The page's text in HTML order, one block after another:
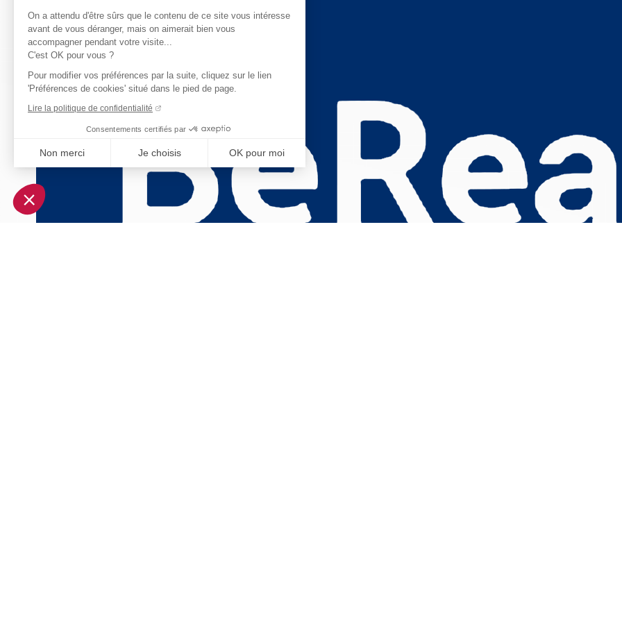
On a attendu d'être sûrs que le contenu de ce site vous intéresse
avant de vous déranger, mais on aimerait bien vous
accompagner pendant votre visite...
C'est OK pour vous ?
Pour modifier vos préférences par la suite, cliquez sur le lien
'Préférences de cookies' situé dans le pied de page.
Lire la politique de confidentialité
Consentements certifiés par
Non merci Je choisis OK pour moi
Plateforme de Gestion du Consentement : Personnalisez vos Options
Notre plateforme vous permet d'adapter et de gérer vos paramètres de confidentialité, en garantissant la conformité avec